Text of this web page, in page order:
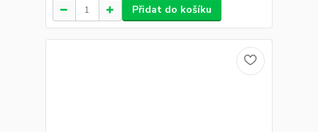
Přidat do košíku